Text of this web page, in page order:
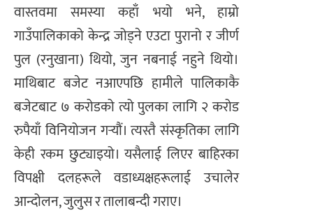
वास्तवमा समस्या कहाँ भयो भने, हाम्रो
गाउँपालिकाको केन्द्र जोड्ने एउटा पुरानो र जीर्ण
पुल (रनुखाना) थियो, जुन नबनाई नहुने थियो।
माथिबाट बजेट नआएपछि हामीले पालिकाकै
बजेटबाट ७ करोडको त्यो पुलका लागि २ करोड
रुपैयाँ विनियोजन गर्‍यौं। त्यस्तै संस्कृतिका लागि
केही रकम छुट्याइयो। यसैलाई लिएर बाहिरका
विपक्षी दलहरूले वडाध्यक्षहरूलाई उचालेर
आन्दोलन, जुलुस र तालाबन्दी गराए।